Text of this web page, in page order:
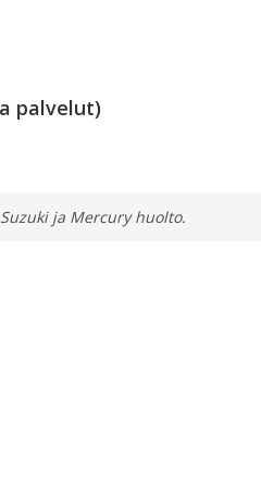
palvelut)
ja Mercury huolto.